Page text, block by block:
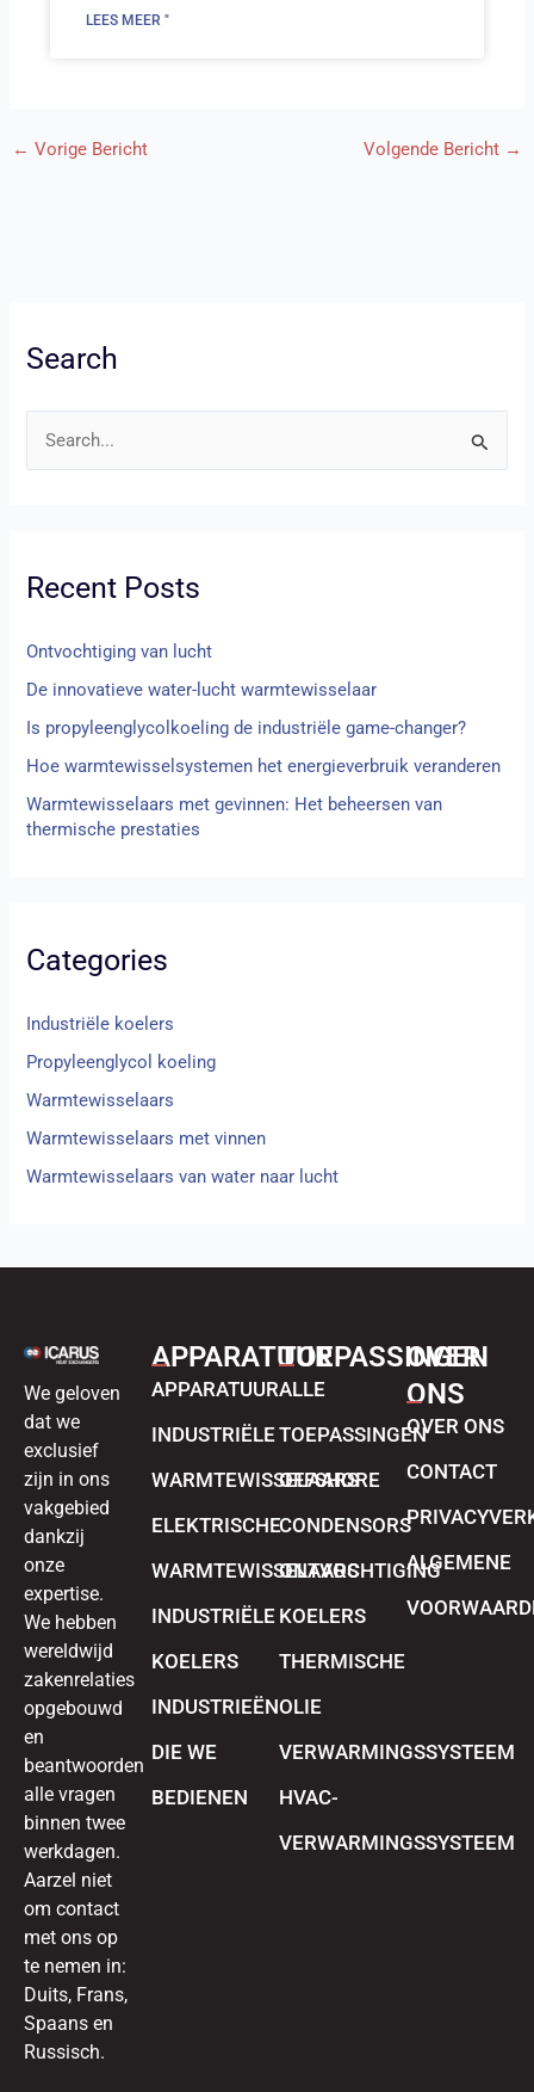
LEES MEER "
← Vorige Bericht Volgende Bericht →
Search
n
a
r
:
Recent Posts
Ontvochtiging van lucht
De innovatieve water-lucht warmtewisselaar
Is propyleenglycolkoeling de industriële game-changer?
Hoe warmtewisselsystemen het energieverbruik veranderen
Warmtewisselaars met gevinnen: Het beheersen van
thermische prestaties
Categories
Industriële koelers
Propyleenglycol koeling
Warmtewisselaars
Warmtewisselaars met vinnen
Warmtewisselaars van water naar lucht
We geloven
dat we
exclusief
zijn in ons
vakgebied
dankzij
onze
expertise.
We hebben
wereldwijd
zakenrelaties
opgebouwd
en
beantwoorden
alle vragen
binnen twee
werkdagen.
Aarzel niet
om contact
met ons op
te nemen in:
Duits, Frans,
Spaans en
Russisch.
APPARATUUR
APPARATUUR
INDUSTRIËLE
WARMTEWISSELAARS
ELEKTRISCHE
WARMTEWISSELAARS
INDUSTRIËLE
KOELERS
INDUSTRIEËN
DIE WE
BEDIENEN
TOEPASSINGEN
ALLE
TOEPASSINGEN
OFFSHORE
CONDENSORS
ONTVOCHTIGING
KOELERS
THERMISCHE
OLIE
VERWARMINGSSYSTEEM
HVAC-
VERWARMINGSSYSTEEM
OVER
ONS
OVER ONS
CONTACT
ALGEMENE